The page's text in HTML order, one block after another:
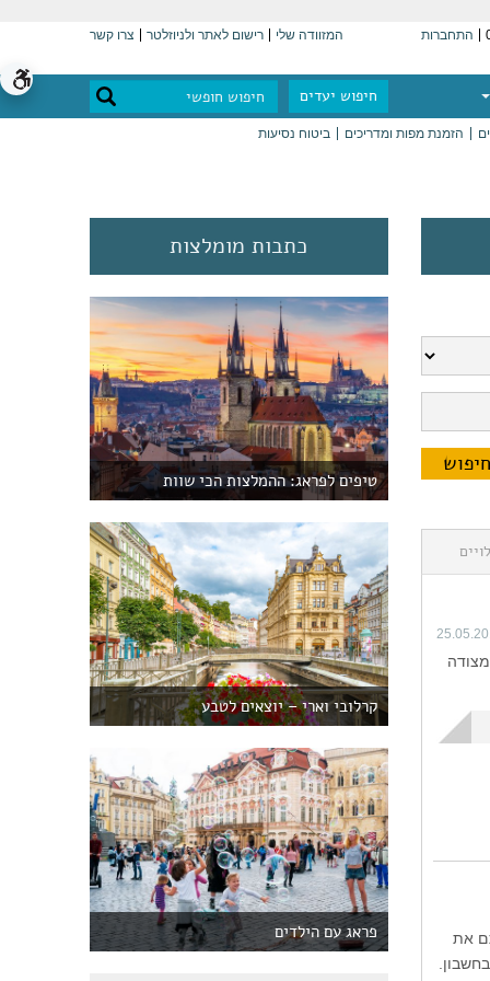
התחברות המזוודה שלי רישום לאתר ולניוזלטר צרו קשר
חיפוש יעדים
הזמנת מפות ומדריכים ביטוח נסיעות
את
כתבות מומלצות
טיפים לפראג: ההמלצות הכי שוות
קרלובי וארי – יוצאים לטבע
פראג עם הילדים